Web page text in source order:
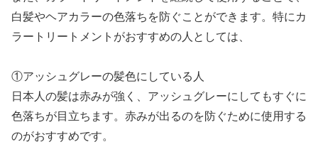
白髪やヘアカラーの色落ちを防ぐことができます。特にカ
ラートリートメントがおすすめの人としては、
①アッシュグレーの髪色にしている人
日本人の髪は赤みが強く、アッシュグレーにしてもすぐに
色落ちが目立ちます。赤みが出るのを防ぐために使用する
のがおすすめです。